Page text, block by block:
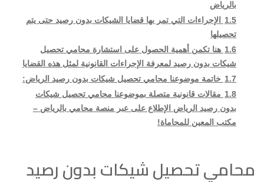
بالرياض
1.5
الإجراءات التي تمر بها قضايا الشيكات بدون رصيد حتى يتم
تحصيلها
1.6 هنا تكمن أهمية الحصول على استشارة محامي تحصيل
شيكات بدون رصيد لمعرفة الإجراءات القانونية لمثل هذه القضايا
1.7 خاتمة موضوعنا محامي تحصيل شيكات بدون رصيد الرياض:
1.8 مقالات قانونية متصلة بموضوعنا محامي تحصيل شيكات
بدون رصيد الرياض الإطلاع على عبر منصة محامي بالرياض –
مكتب المعين للمحاماة!
محامي تحصيل شيكات بدون رصيد